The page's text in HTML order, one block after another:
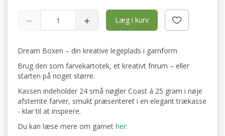
Læg i kurv
Dream Boxen – din kreative legeplads i garnform
Brug den som farvekartotek, et kreativt frirum – eller
starten på noget større.
Kassen indeholder 24 små nøgler Coast á 25 gram i nøje
afstemte farver, smukt præsenteret i en elegant trækasse
- klar til at inspirere.
Du kan læse mere om garnet her: